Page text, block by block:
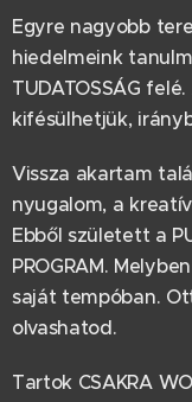
Egyre nagyobb
hiedelmeink
TUDATOSSÁG
kifésülhetjük,
Vissza akartam
nyugalom, a
Ebből született a
PROGRAM.
saját tempóban.
olvashatod.
Tartok CSAKRA